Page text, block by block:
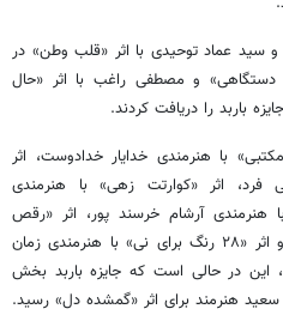
سید عماد توحیدی با اثر «قلب وطن» در
و مصطفی راغب با اثر «حال
باربد را دریافت کردند.
مکتبی» با هنرمندی خدایار خدادوست، اثر
فرد، اثر «کوارتت زهی» با هنرمندی
هنرمندیآرشام خرسند پور، اثر «رقص
و اثر «۲۸ رنگ برای نی» با هنرمندی زمان
این در حالی است که جایزه باربد بخش
هنرمند برای اثر «گمشده دل» رسید.